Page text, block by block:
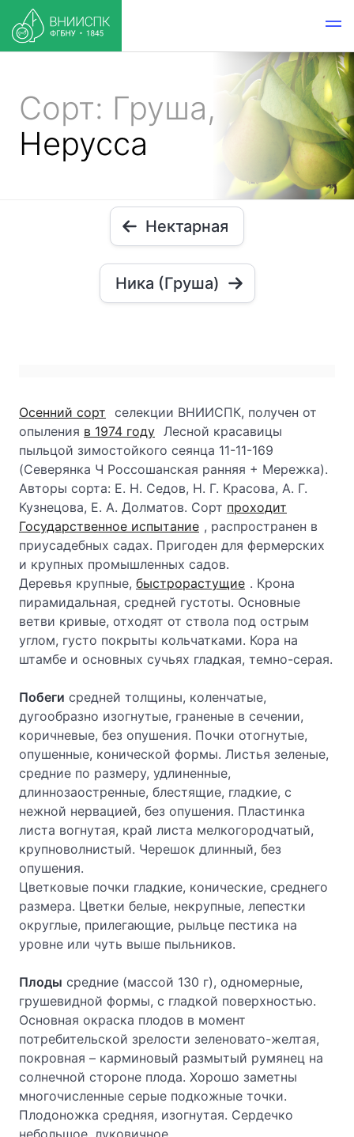
Сорт: Груша,
Нерусса
Нектарная
Ника (Груша)
Осенний сорт селекции ВНИИСПК, получен от
опыления в 1974 году Лесной красавицы
пыльцой зимостойкого сеянца 11-11-169
(Северянка Ч Россошанская ранняя + Мережка).
Авторы сорта: Е. Н. Седов, Н. Г. Красова, А. Г.
Кузнецова, Е. А. Долматов. Сорт проходит
Государственное испытание , распространен в
приусадебных садах. Пригоден для фермерских
и крупных промышленных садов.
Деревья крупные, быстрорастущие . Крона
пирамидальная, средней густоты. Основные
ветви кривые, отходят от ствола под острым
углом, густо покрыты кольчатками. Кора на
штамбе и основных сучьях гладкая, темно-серая.
Побеги средней толщины, коленчатые,
дугообразно изогнутые, граненые в сечении,
коричневые, без опушения. Почки отогнутые,
опушенные, конической формы. Листья зеленые,
средние по размеру, удлиненные,
длиннозаостренные, блестящие, гладкие, с
нежной нервацией, без опушения. Пластинка
листа вогнутая, край листа мелкогородчатый,
крупноволнистый. Черешок длинный, без
опушения.
Цветковые почки гладкие, конические, среднего
размера. Цветки белые, некрупные, лепестки
округлые, прилегающие, рыльце пестика на
уровне или чуть выше пыльников.
Плоды средние (массой 130 г), одномерные,
грушевидной формы, с гладкой поверхностью.
Основная окраска плодов в момент
потребительской зрелости зеленовато-желтая,
покровная – карминовый размытый румянец на
солнечной стороне плода. Хорошо заметны
многочисленные серые подкожные точки.
Плодоножка средняя, изогнутая. Сердечко
небольшое, луковичное.